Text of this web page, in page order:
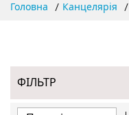
Головна Канцелярія
ФІЛЬТР